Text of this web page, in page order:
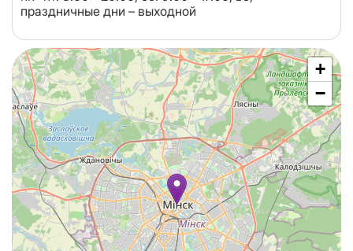
праздничные дни – выходной
+
−